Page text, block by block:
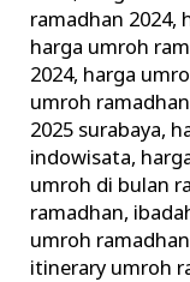
ramadhan 2024,
harga umroh
2024, harga
umroh
2025 surabaya,
indowisata,
umroh di bulan
ramadhan,
umroh
itinerary umroh